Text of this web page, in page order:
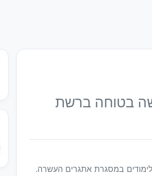
בטוחה ברשת
במסגרת אתגרים העשרה.